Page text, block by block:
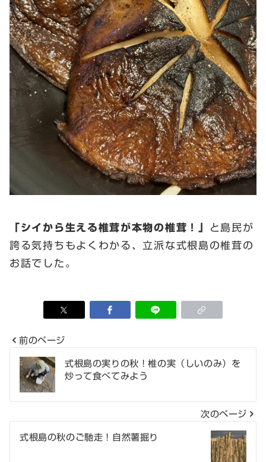
「シイから生える椎茸が本物の椎茸！」
と島民が
誇る気持ちもよくわかる、立派な式根島の椎茸の
お話でした。
投
稿
ナ
ビ
前のページ
式根島の実りの秋！椎の実（しいのみ）を
炒って食べてみよう
次のページ
式根島の秋のご馳走！自然薯掘り